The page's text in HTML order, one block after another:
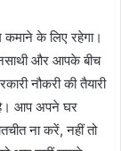
के लिए रहेगा।
और आपके बीच
नौकरी की तैयारी
है। आप अपने घर
ना करें, नहीं तो